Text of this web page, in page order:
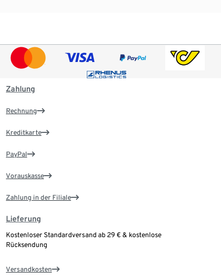
Zahlung
Rechnung
Kreditkarte
PayPal
Vorauskasse
Zahlung in der Filiale
Lieferung
Kostenloser Standardversand ab 29 € & kostenlose
Rücksendung
Versandkosten